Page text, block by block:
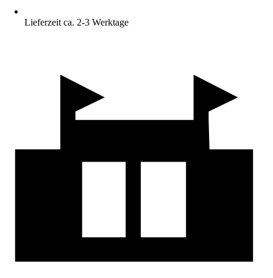
Lieferzeit ca. 2-3 Werktage